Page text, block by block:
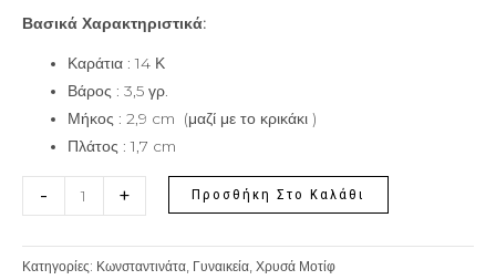
Βασικά Χαρακτηριστικά:
Καράτια : 14 Κ
Βάρος : 3,5 γρ.
Μήκος : 2,9 cm (μαζί με το κρικάκι )
Πλάτος : 1,7 cm
- + Προσθήκη Στο Καλάθι
Κατηγορίες: Κωνσταντινάτα Γυναικεία Χρυσά Μοτίφ